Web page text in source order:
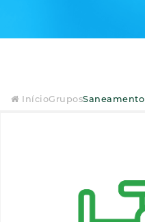
InícioGruposSaneamento